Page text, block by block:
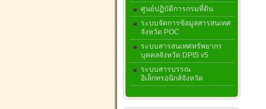
ศูนย์ปฏิบัติการกรมที่ดิน
ระบบจัดการข้อมูลสารสนเทศ
จังหวัด POC
ระบบสารสนเทศทรัพยากร
บุคคลจังหวัด DPIS v5
ระบบสารบรรณ
อิเล็กทรอนิกส์จังหวัด